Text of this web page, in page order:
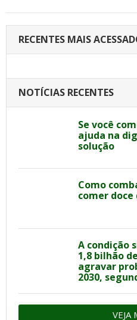
RECENTES MAIS
NOTÍCIAS RECENTES
Se você
ajuda na
solução
Como
comer doce
A condição
1,8 bilhão
agravar
2030,
VEJA